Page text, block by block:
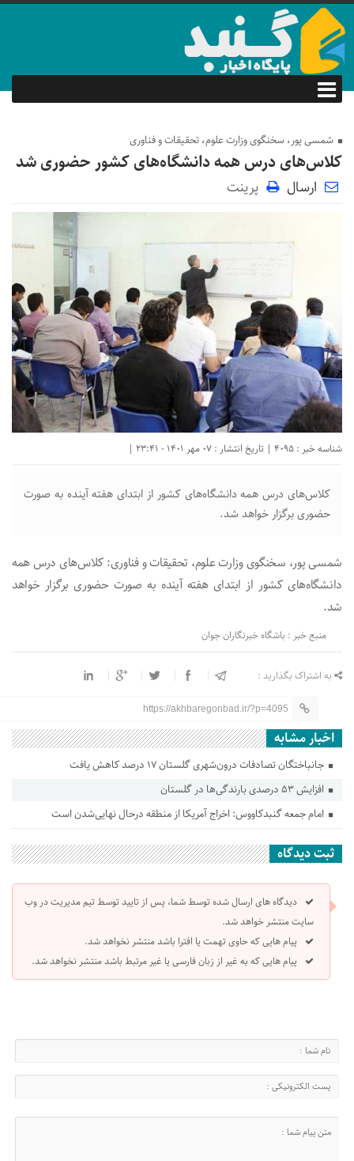
شمسی پور، سخنگوی وزارت علوم، تحقیقات و فناوری
کلاس‌های درس همه دانشگاه‌های کشور حضوری شد
ارسال پرینت
شناسه خبر : 4095 | تاریخ انتشار : 07 مهر 1401 - 23:41 |
کلاس‌های درس همه دانشگاه‌های کشور از ابتدای هفته آینده به صورت
حضوری برگزار خواهد شد.
شمسی پور، سخنگوی وزارت علوم، تحقیقات و فناوری: کلاس‌های درس همه
دانشگاه‌های کشور از ابتدای هفته آینده به صورت حضوری برگزار خواهد
شد.
منبع خبر : باشگاه خبرنگاران جوان
به اشتراک بگذارید :
https://akhbaregonbad.ir/?p=4095
اخبار مشابه
جانباختگان تصادفات درون‌شهری گلستان ۱۷ درصد کاهش یافت
افزایش ۵۳ درصدی بارندگی‌ها در گلستان
امام جمعه گنبدکاووس: اخراج آمریکا از منطقه درحال نهایی‌شدن است
ثبت دیدگاه
دیدگاه های ارسال شده توسط شما، پس از تایید توسط تیم مدیریت در وب
سایت منتشر خواهد شد.
پیام هایی که حاوی تهمت یا افترا باشد منتشر نخواهد شد.
پیام هایی که به غیر از زبان فارسی یا غیر مرتبط باشد منتشر نخواهد شد.